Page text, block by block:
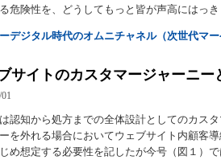
危険性を、どうしてもっと皆が声高にはっ
デジタル時代のオムニチャネル（次世代マー
サイトのカスタマージャーニー
認知から処方までの全体設計としてのカス
を外れる場合においてウェブサイト内顧客
め想定する必要性を記したが今号（図１）